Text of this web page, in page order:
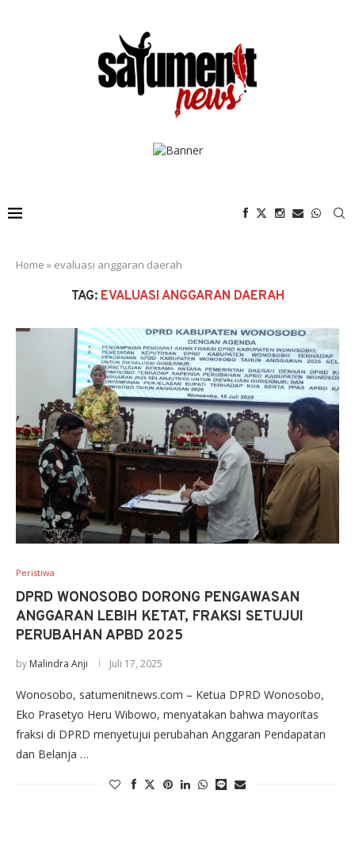
Home » evaluasi anggaran daerah
TAG: EVALUASI ANGGARAN DAERAH
Peristiwa
DPRD WONOSOBO DORONG PENGAWASAN
ANGGARAN LEBIH KETAT, FRAKSI SETUJUI
PERUBAHAN APBD 2025
by Malindra Anji Juli 17, 2025
Wonosobo, satumenitnews.com – Ketua DPRD Wonosobo,
Eko Prasetyo Heru Wibowo, menyatakan bahwa mayoritas
fraksi di DPRD menyetujui perubahan Anggaran Pendapatan
dan Belanja …